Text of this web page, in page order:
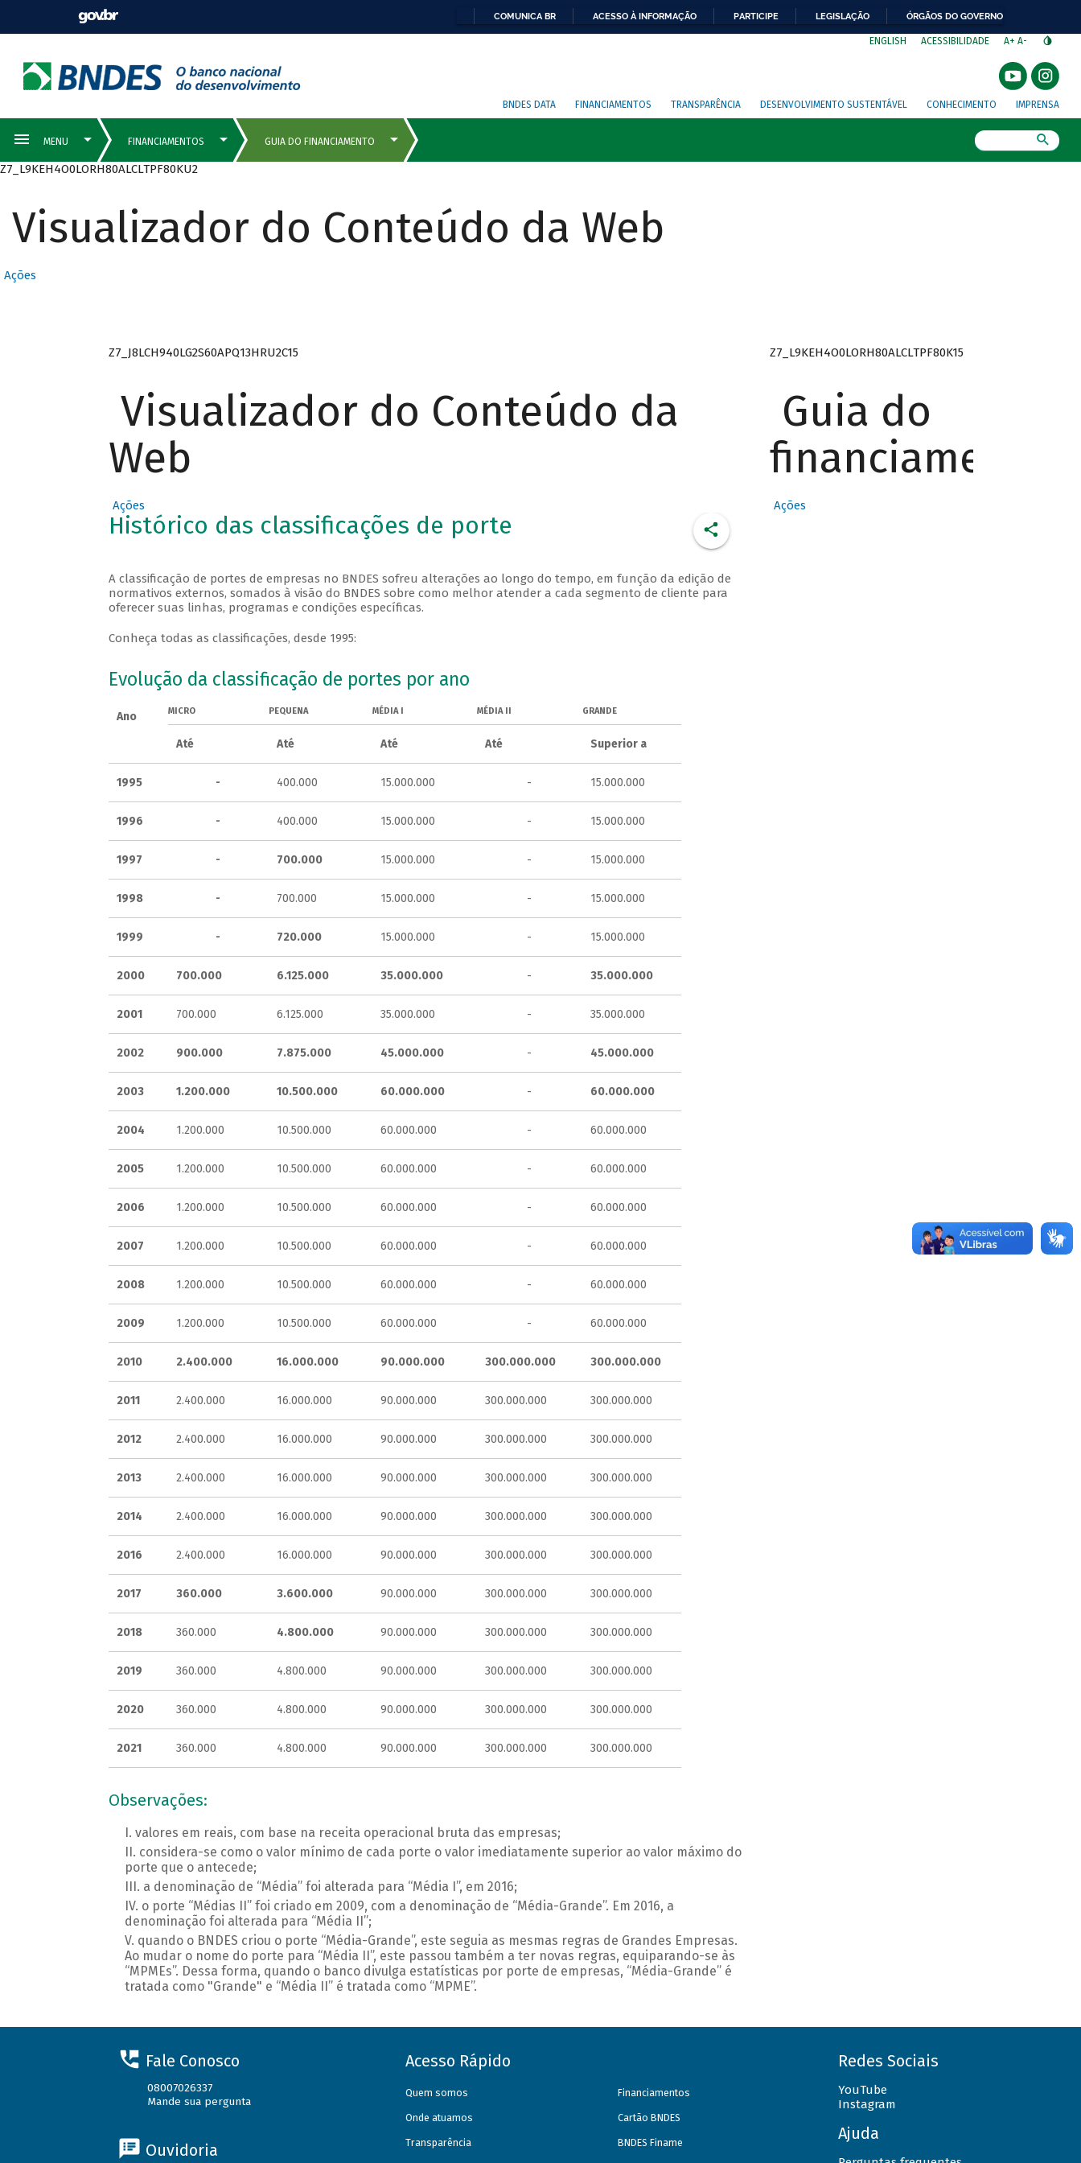
COMUNICA BR ACESSO À INFORMAÇÃO PARTICIPE LEGISLAÇÃO ÓRGÃOS DO GOVERNO
ENGLISH ACESSIBILIDADE A+ A-
BNDES DATA FINANCIAMENTOS TRANSPARÊNCIA DESENVOLVIMENTO SUSTENTÁVEL CONHECIMENTO IMPRENSA
Z7_L9KEH4O0LORH80ALCLTPF80KU2
Visualizador do Conteúdo da Web
Ações
Z7_J8LCH940LG2S60APQ13HRU2C15
Visualizador do Conteúdo da
Web
Ações
Histórico das classificações de porte
A classificação de portes de empresas no BNDES sofreu alterações ao longo do tempo, em função da edição de
normativos externos, somados à visão do BNDES sobre como melhor atender a cada segmento de cliente para
oferecer suas linhas, programas e condições específicas.
Conheça todas as classificações, desde 1995:
Classificação de portes
Evolução da classificação de portes por ano
Ano MICRO PEQUENA MÉDIA I MÉDIA II GRANDE
Até Até Até Até Superior a
1995 - 400.000 15.000.000 - 15.000.000
1996 - 400.000 15.000.000 - 15.000.000
1997 - 700.000 15.000.000 - 15.000.000
1998 - 700.000 15.000.000 - 15.000.000
1999 - 720.000 15.000.000 - 15.000.000
2000 700.000 6.125.000 35.000.000 - 35.000.000
2001 700.000 6.125.000 35.000.000 - 35.000.000
2002 900.000 7.875.000 45.000.000 - 45.000.000
2003 1.200.000 10.500.000 60.000.000 - 60.000.000
2004 1.200.000 10.500.000 60.000.000 - 60.000.000
2005 1.200.000 10.500.000 60.000.000 - 60.000.000
2006 1.200.000 10.500.000 60.000.000 - 60.000.000
2007 1.200.000 10.500.000 60.000.000 - 60.000.000
2008 1.200.000 10.500.000 60.000.000 - 60.000.000
2009 1.200.000 10.500.000 60.000.000 - 60.000.000
2010 2.400.000 16.000.000 90.000.000 300.000.000 300.000.000
2011 2.400.000 16.000.000 90.000.000 300.000.000 300.000.000
2012 2.400.000 16.000.000 90.000.000 300.000.000 300.000.000
2013 2.400.000 16.000.000 90.000.000 300.000.000 300.000.000
2014 2.400.000 16.000.000 90.000.000 300.000.000 300.000.000
2016 2.400.000 16.000.000 90.000.000 300.000.000 300.000.000
2017 360.000 3.600.000 90.000.000 300.000.000 300.000.000
2018 360.000 4.800.000 90.000.000 300.000.000 300.000.000
2019 360.000 4.800.000 90.000.000 300.000.000 300.000.000
2020 360.000 4.800.000 90.000.000 300.000.000 300.000.000
2021 360.000 4.800.000 90.000.000 300.000.000 300.000.000
Observações:
valores em reais, com base na receita operacional bruta das empresas;
considera-se como o valor mínimo de cada porte o valor imediatamente superior ao valor máximo do
porte que o antecede;
a denominação de “Média” foi alterada para “Média I”, em 2016;
o porte “Médias II” foi criado em 2009, com a denominação de “Média-Grande”. Em 2016, a
denominação foi alterada para “Média II”;
quando o BNDES criou o porte “Média-Grande”, este seguia as mesmas regras de Grandes Empresas.
Ao mudar o nome do porte para “Média II”, este passou também a ter novas regras, equiparando-se às
“MPMEs”. Dessa forma, quando o banco divulga estatísticas por porte de empresas, “Média-Grande” é
tratada como "Grande" e “Média II” é tratada como “MPME”.
Z7_L9KEH4O0LORH80ALCLTPF80K15
Guia do
financiamento
Ações
Fale Conosco
08007026337
Mande sua pergunta
Ouvidoria
Acesso Rápido
Quem somos
Onde atuamos
Transparência
Financiamentos
Cartão BNDES
BNDES Finame
Redes Sociais
YouTube
Instagram
Ajuda